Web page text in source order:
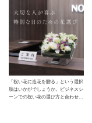
「祝い花に造花を贈る」という選択
肢はいかがでしょうか。ビジネスシ
ーンでの祝い花の選び方と合わせ、